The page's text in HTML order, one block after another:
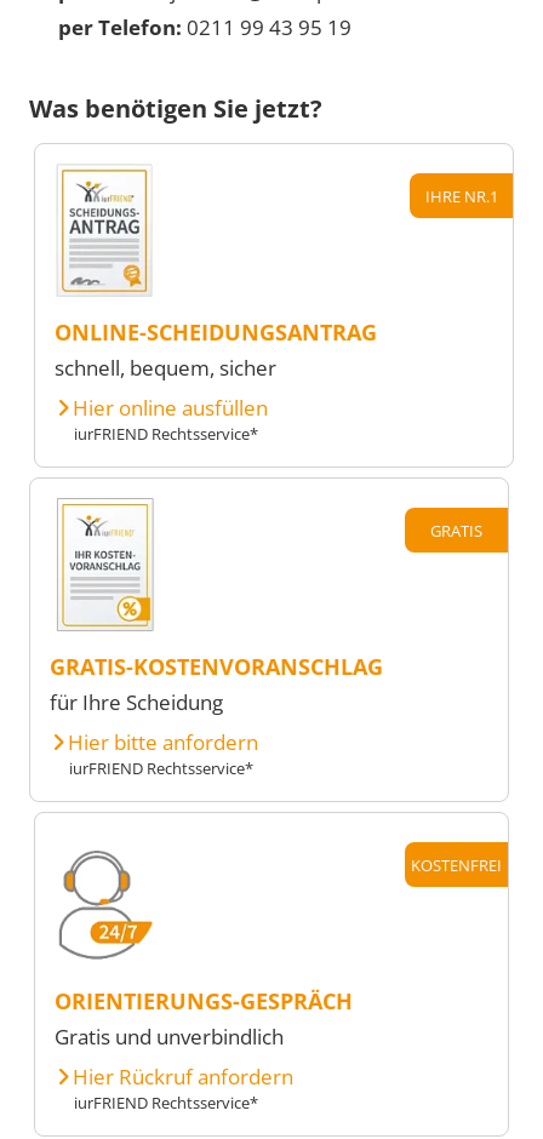
per Telefon: 0211 99 43 95 19
Was benötigen Sie jetzt?
IHRE NR.1
ONLINE-SCHEIDUNGSANTRAG
schnell, bequem, sicher
Hier online ausfüllen
iurFRIEND Rechtsservice*
GRATIS
GRATIS-KOSTENVORANSCHLAG
für Ihre Scheidung
Hier bitte anfordern
iurFRIEND Rechtsservice*
KOSTENFREI
ORIENTIERUNGS-GESPRÄCH
Gratis und unverbindlich
Hier Rückruf anfordern
iurFRIEND Rechtsservice*